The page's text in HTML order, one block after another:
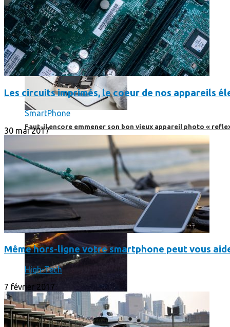
Faut-il encore emmener son bon vieux appareil photo «
Print’Minute
Print'Minute
Les circuits imprimés, le coeur de nos appareils
SmartPhone
30 mai 2017
Même hors-ligne votre smartphone peut vous
High-Tech
7 février 2017